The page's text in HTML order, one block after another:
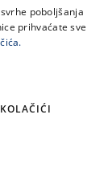
CROATIAN
poboljšanja
prihvaćate sve